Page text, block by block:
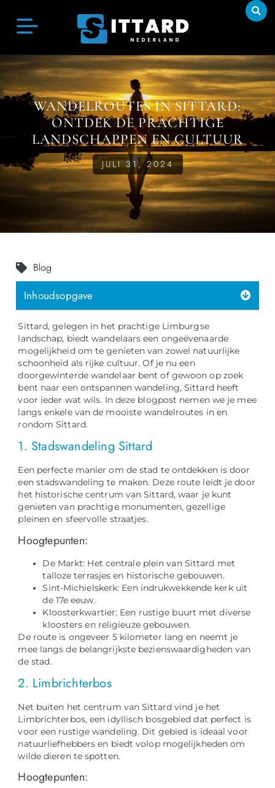
WANDELROUTES IN SITTARD:
ONTDEK DE PRACHTIGE
LANDSCHAPPEN EN CULTUUR
JULI 31, 2024
Sittard, gelegen in het prachtige Limburgse
landschap, biedt wandelaars een ongeëvenaarde
mogelijkheid om te genieten van zowel natuurlijke
schoonheid als rijke cultuur. Of je nu een
doorgewinterde wandelaar bent of gewoon op zoek
bent naar een ontspannen wandeling, Sittard heeft
voor ieder wat wils. In deze blogpost nemen we je mee
langs enkele van de mooiste wandelroutes in en
rondom Sittard.
1. Stadswandeling Sittard
Een perfecte manier om de stad te ontdekken is door
een stadswandeling te maken. Deze route leidt je door
het historische centrum van Sittard, waar je kunt
genieten van prachtige monumenten, gezellige
pleinen en sfeervolle straatjes.
Hoogtepunten:
De Markt: Het centrale plein van Sittard met
talloze terrasjes en historische gebouwen.
Sint-Michielskerk: Een indrukwekkende kerk uit
de 17e eeuw.
Kloosterkwartier: Een rustige buurt met diverse
kloosters en religieuze gebouwen.
De route is ongeveer 5 kilometer lang en neemt je
mee langs de belangrijkste bezienswaardigheden van
de stad.
2. Limbrichterbos
Net buiten het centrum van Sittard vind je het
Limbrichterbos, een idyllisch bosgebied dat perfect is
voor een rustige wandeling. Dit gebied is ideaal voor
natuurliefhebbers en biedt volop mogelijkheden om
wilde dieren te spotten.
Hoogtepunten:
Blog
Inhoudsopgave